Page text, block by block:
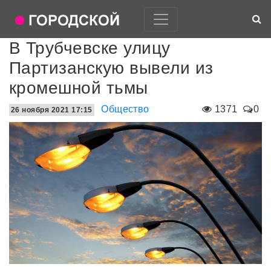
В Трубчевске улицу
Партизанскую вывели из
кромешной тьмы
1371 0
26 ноября 2021 17:15 Общество